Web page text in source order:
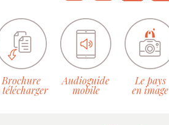
Brochure
télécharger
Audioguide
mobile
Le pays
en image